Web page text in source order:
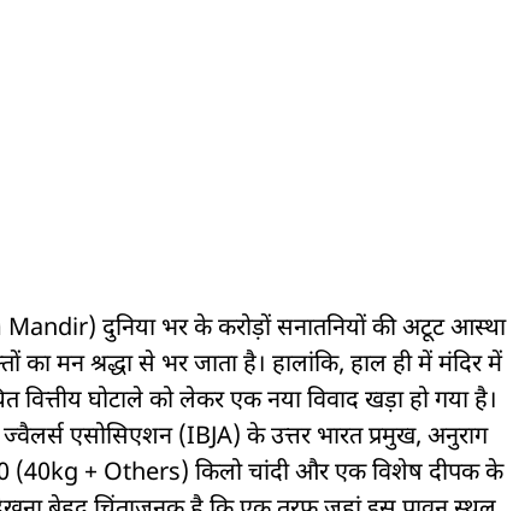
दुनिया भर के करोड़ों सनातनियों की अटूट आस्था
मन श्रद्धा से भर जाता है। हालांकि, हाल ही में मंदिर में
वित्तीय घोटाले को लेकर एक नया विवाद खड़ा हो गया है।
एसोसिएशन (IBJA) के उत्तर भारत प्रमुख, अनुराग
(40kg + Others) किलो चांदी और एक विशेष दीपक के